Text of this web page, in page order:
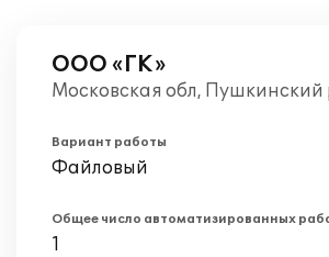
ООО «ГК»
Московская обл,
Вариант работы
Файловый
Общее число автоматизированных
1